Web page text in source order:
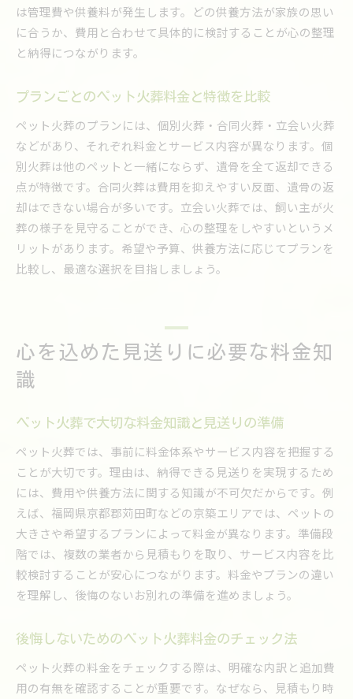
は管理費や供養料が発生します。どの供養方法が家族の思い
に合うか、費用と合わせて具体的に検討することが心の整理
と納得につながります。
プランごとのペット火葬料金と特徴を比較
ペット火葬のプランには、個別火葬・合同火葬・立会い火葬
などがあり、それぞれ料金とサービス内容が異なります。個
別火葬は他のペットと一緒にならず、遺骨を全て返却できる
点が特徴です。合同火葬は費用を抑えやすい反面、遺骨の返
却はできない場合が多いです。立会い火葬では、飼い主が火
葬の様子を見守ることができ、心の整理をしやすいというメ
リットがあります。希望や予算、供養方法に応じてプランを
比較し、最適な選択を目指しましょう。
心を込めた見送りに必要な料金知
識
ペット火葬で大切な料金知識と見送りの準備
ペット火葬では、事前に料金体系やサービス内容を把握する
ことが大切です。理由は、納得できる見送りを実現するため
には、費用や供養方法に関する知識が不可欠だからです。例
えば、福岡県京都郡苅田町などの京築エリアでは、ペットの
大きさや希望するプランによって料金が異なります。準備段
階では、複数の業者から見積もりを取り、サービス内容を比
較検討することが安心につながります。料金やプランの違い
を理解し、後悔のないお別れの準備を進めましょう。
後悔しないためのペット火葬料金のチェック法
ペット火葬の料金をチェックする際は、明確な内訳と追加費
用の有無を確認することが重要です。なぜなら、見積もり時